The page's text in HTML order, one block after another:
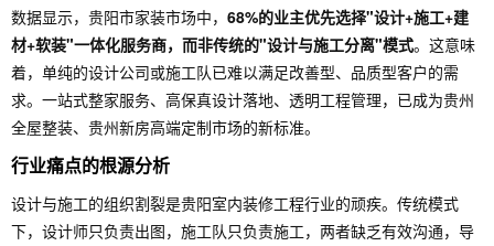
数据显示，贵阳市家装市场中， 68%的业主优先选择"设计+施工+建
材+软装"一体化服务商，而非传统的"设计与施工分离"模式。这意味
着，单纯的设计公司或施工队已难以满足改善型、品质型客户的需
求。一站式整家服务、高保真设计落地、透明工程管理，已成为贵州
全屋整装、贵州新房高端定制市场的新标准。
行业痛点的根源分析
设计与施工的组织割裂是贵阳室内装修工程行业的顽疾。传统模式
下，设计师只负责出图，施工队只负责施工，两者缺乏有效沟通，导